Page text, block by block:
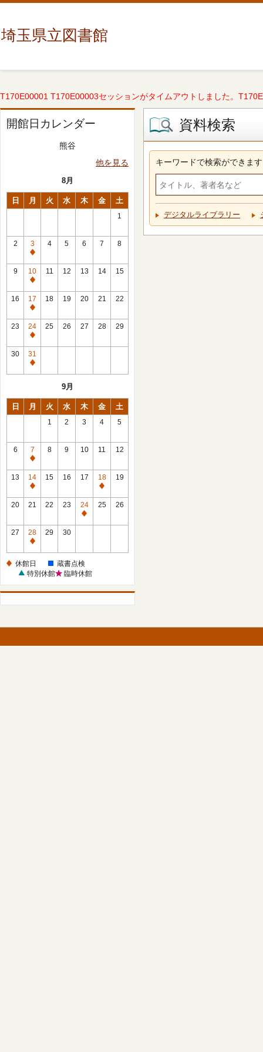
埼玉県立図書館
T170E00001 T170E00003セッションがタイムアウトしました。
開館日カレンダー
熊谷
他を見る
8月
日 月 火 水 木 金 土
1
2
3
休
館
日
4 5 6 7 8
9
10
休
館
日
11 12 13 14 15
16
17
休
館
日
18 19 20 21 22
23
24
休
館
日
25 26 27 28 29
30
31
休
9月
日 月 火 水 木 金 土
1 2 3 4 5
6
7
休
館
日
8 9 10 11 12
13
14
休
館
15 16 17
18
休
館
19
20 21 22 23
24
休
25 26
27
28
休
日
29 30
休館日
蔵書点検
特別休館
臨時休館
資料検索
キーワードで検索ができます
デジタルライブラリー